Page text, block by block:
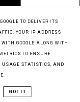
TO DELIVER ITS
YOUR IP ADDRESS
GOOGLE ALONG WITH
TO ENSURE
USAGE STATISTICS, AND
GOT IT